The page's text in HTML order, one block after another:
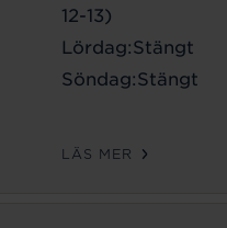
12-13)
Lördag:Stängt
Söndag:Stängt
LÄS MER